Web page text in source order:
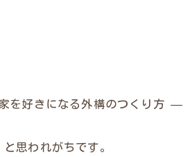
を好きになる外構のつくり方 —
思われがちです。